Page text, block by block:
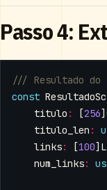
Passo 4:
const
titulo : [256]
titulo_len :
links: [100]
num_links: